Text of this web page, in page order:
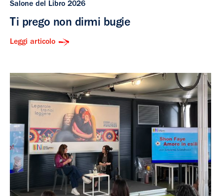
Salone del Libro 2026
Ti prego non dirmi bugie
Leggi articolo